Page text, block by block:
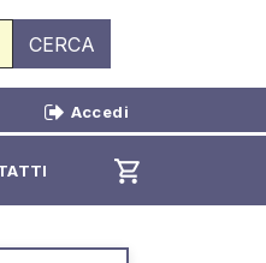
CERCA
Accedi
shopping_cart